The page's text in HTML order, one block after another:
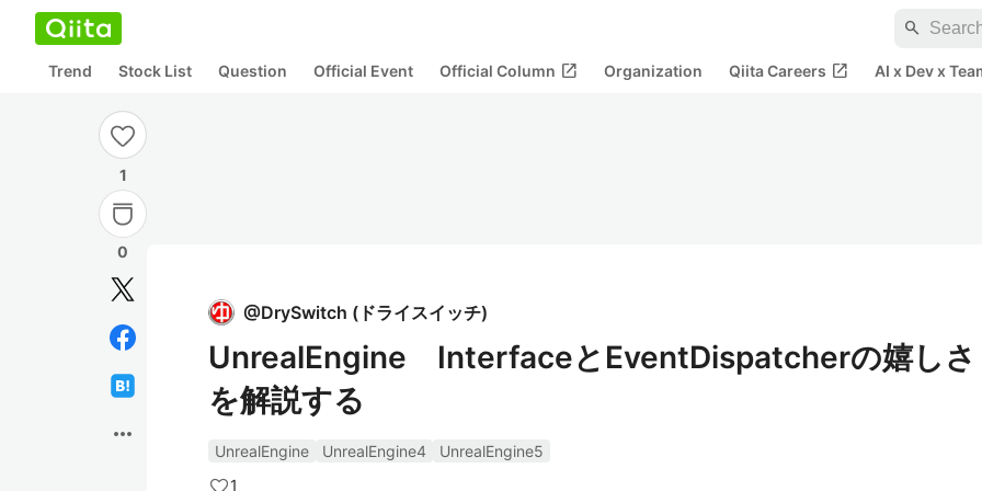
search
Trend Stock List Question Official Event Official Column open_in_new Organization Qiita Careers open_in_new AI x Dev x
1
0
more_horiz
@DrySwitch ( ドライスイッチ)
UnrealEngine InterfaceとEventDispatcherの嬉しさ
を解説する
UnrealEngine UnrealEngine4
UnrealEngine5
1